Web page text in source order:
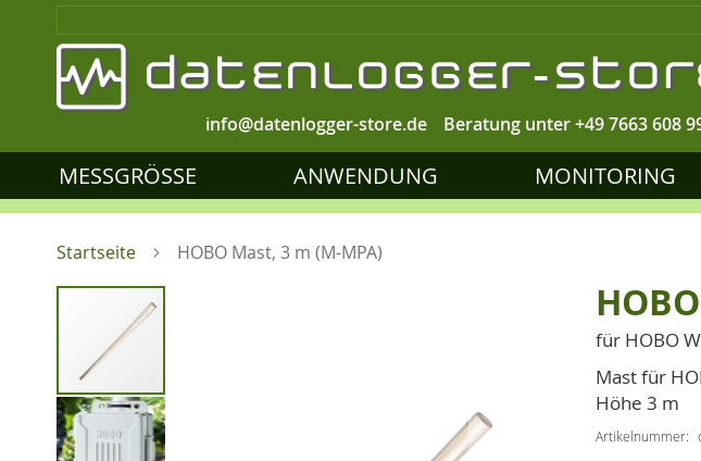
Beratung unter+49 7663 608
info@datenlogger-store.de
MESSGRÖSSE ANWENDUNG MONITORING
Startseite HOBO Mast, 3 m (M-MPA)
Zum
Bildgalerie
springen
für HOBO
Mast für
Höhe 3 m
Artikelnummer